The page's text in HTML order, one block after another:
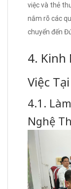
việc và thẻ
nắm rõ các
chuyển đến
4. Kinh
Việc
4.1.
Nghệ